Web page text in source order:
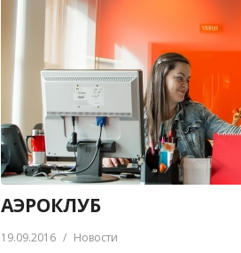
АЭРОКЛУБ
19.09.2016 / Новости